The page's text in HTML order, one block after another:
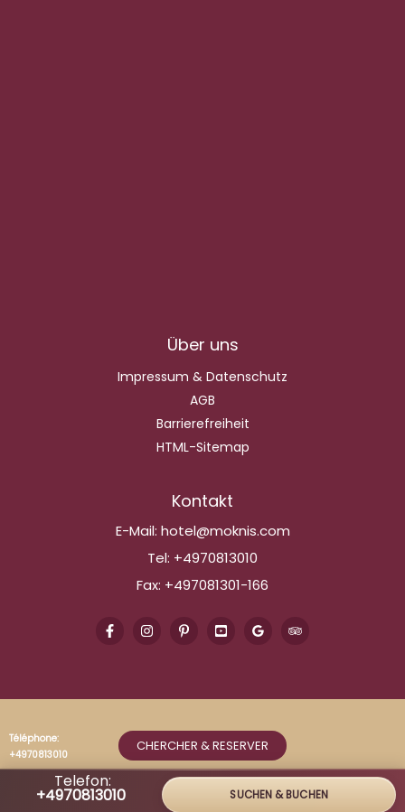
Über uns
Impressum & Datenschutz
AGB
Barrierefreiheit
HTML-Sitemap
Kontakt
E-Mail: hotel@moknis.com
Tel: +4970813010
Fax: +497081301-166
Telefon:
+4970813010 SUCHEN & BUCHEN
Téléphone:
+4970813010
CHERCHER & RESERVER